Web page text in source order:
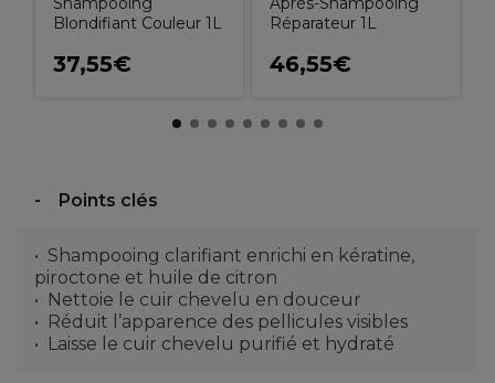
Blondifiant Couleur 1L
37,55€
Réparateur 1L
46,55€
Points clés
Shampooing clarifiant enrichi en kératine,
piroctone et huile de citron
Nettoie le cuir chevelu en douceur
Réduit l’apparence des pellicules visibles
Laisse le cuir chevelu purifié et hydraté